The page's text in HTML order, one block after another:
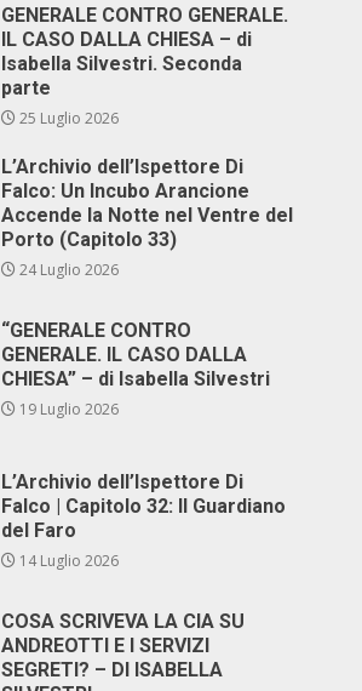
GENERALE CONTRO GENERALE.
IL CASO DALLA CHIESA – di
Isabella Silvestri. Seconda
parte
25 Luglio 2026
L’Archivio dell’Ispettore Di
Falco: Un Incubo Arancione
Accende la Notte nel Ventre del
Porto (Capitolo 33)
24 Luglio 2026
“GENERALE CONTRO
GENERALE. IL CASO DALLA
CHIESA” – di Isabella Silvestri
19 Luglio 2026
L’Archivio dell’Ispettore Di
Falco | Capitolo 32: Il Guardiano
del Faro
14 Luglio 2026
COSA SCRIVEVA LA CIA SU
ANDREOTTI E I SERVIZI
SEGRETI? – DI ISABELLA